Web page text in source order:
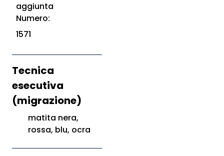
aggiunta
Numero:
1571
Tecnica
esecutiva
(migrazione)
matita nera,
rossa, blu, ocra